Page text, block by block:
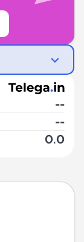
--
--
0.0